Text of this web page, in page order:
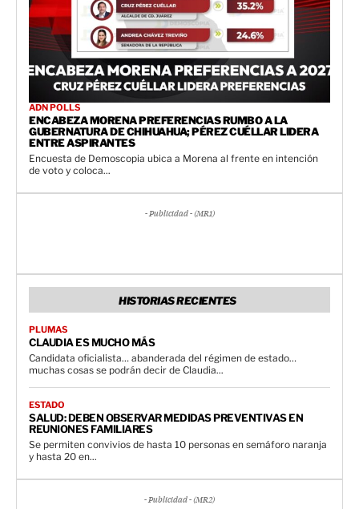
ADN POLLS
ENCABEZA MORENA PREFERENCIAS RUMBO A LA
GUBERNATURA DE CHIHUAHUA; PÉREZ CUÉLLAR LIDERA
ENTRE ASPIRANTES
Encuesta de Demoscopia ubica a Morena al frente en intención
de voto y coloca...
- Publicidad - (MR1)
HISTORIAS RECIENTES
PLUMAS
CLAUDIA ES MUCHO MÁS
Candidata oficialista… abanderada del régimen de estado…
muchas cosas se podrán decir de Claudia...
ESTADO
SALUD: DEBEN OBSERVAR MEDIDAS PREVENTIVAS EN
REUNIONES FAMILIARES
Se permiten convivios de hasta 10 personas en semáforo naranja
y hasta 20 en...
- Publicidad - (MR2)